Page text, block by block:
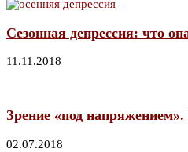
Сезонная депрессия: что
11.11.2018
Зрение «под
02.07.2018